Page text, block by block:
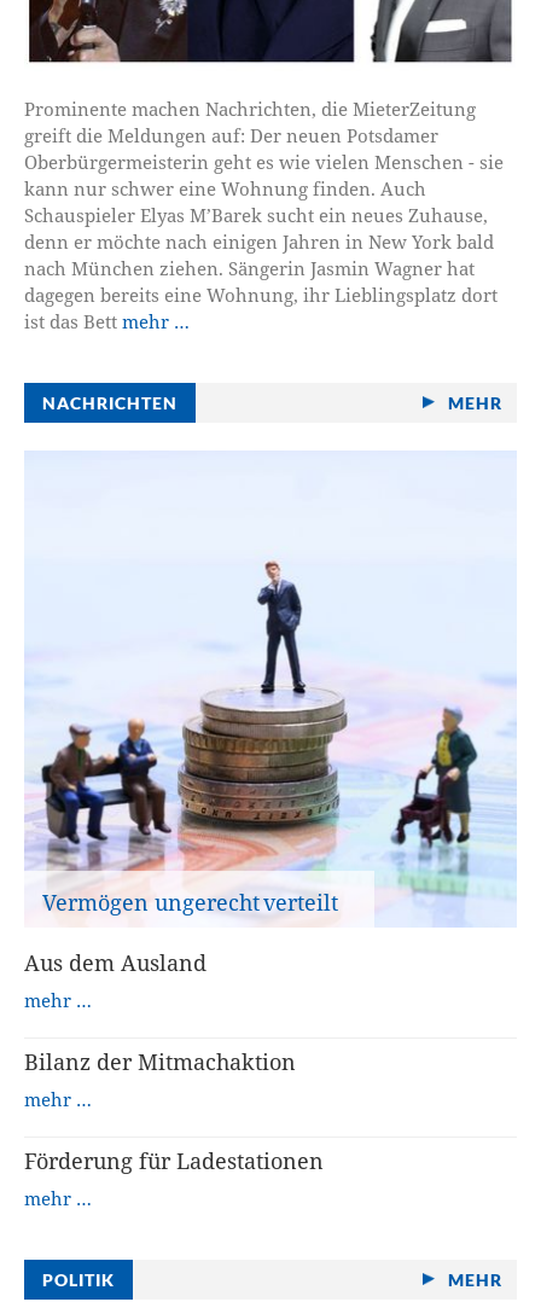
Prominente machen Nachrichten, die MieterZeitung
greift die Meldungen auf: Der neuen Potsdamer
Oberbürgermeisterin geht es wie vielen Menschen - sie
kann nur schwer eine Wohnung finden. Auch
Schauspieler Elyas M’Barek sucht ein neues Zuhause,
denn er möchte nach einigen Jahren in New York bald
nach München ziehen. Sängerin Jasmin Wagner hat
dagegen bereits eine Wohnung, ihr Lieblingsplatz dort
ist das Bettmehr …
NACHRICHTEN MEHR
Vermögen ­ungerecht verteilt
Aus dem Ausland
mehr …
Bilanz der Mitmachaktion
mehr …
Förderung für Ladestationen
mehr …
POLITIK MEHR